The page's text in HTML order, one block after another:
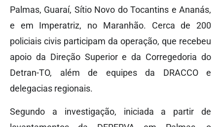
Palmas, Guaraí, Sítio Novo do Tocantins e Ananás,
e em Imperatriz, no Maranhão. Cerca de 200
policiais civis participam da operação, que recebeu
apoio da Direção Superior e da Corregedoria do
Detran-TO, além de equipes da DRACCO e
delegacias regionais.
Segundo a investigação, iniciada a partir de